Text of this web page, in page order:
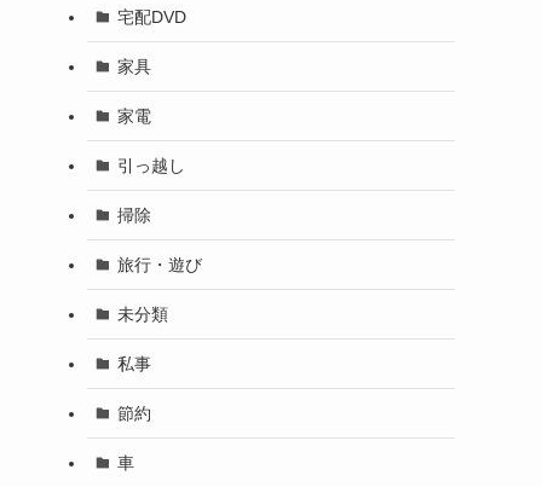
宅配DVD
家具
家電
引っ越し
掃除
旅行・遊び
未分類
私事
節約
車